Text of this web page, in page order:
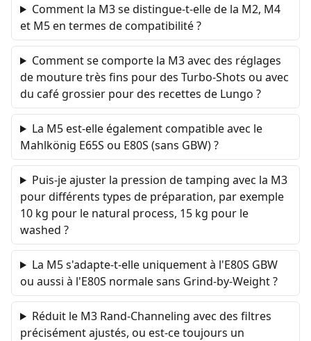
Comment la M3 se distingue-t-elle de la M2, M4
et M5 en termes de compatibilité ?
Comment se comporte la M3 avec des réglages
de mouture très fins pour des Turbo-Shots ou avec
du café grossier pour des recettes de Lungo ?
La M5 est-elle également compatible avec le
Mahlkönig E65S ou E80S (sans GBW) ?
Puis-je ajuster la pression de tamping avec la M3
pour différents types de préparation, par exemple
10 kg pour le natural process, 15 kg pour le
washed ?
La M5 s'adapte-t-elle uniquement à l'E80S GBW
ou aussi à l'E80S normale sans Grind-by-Weight ?
Réduit le M3 Rand-Channeling avec des filtres
précisément ajustés, ou est-ce toujours un